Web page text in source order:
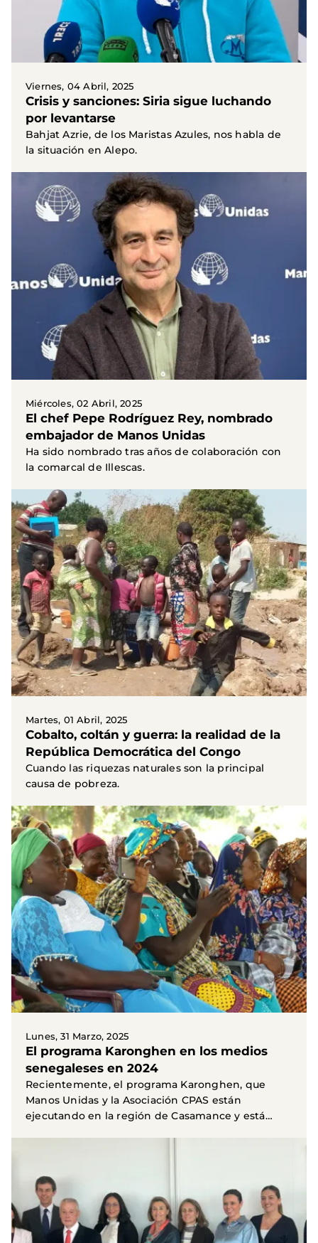
Viernes, 04 Abril, 2025
Crisis y sanciones: Siria sigue luchando
por levantarse
Bahjat Azrie, de los Maristas Azules, nos habla de
la situación en Alepo.
Miércoles, 02 Abril, 2025
El chef Pepe Rodríguez Rey, nombrado
embajador de Manos Unidas
Ha sido nombrado tras años de colaboración con
la comarcal de Illescas.
Martes, 01 Abril, 2025
Cobalto, coltán y guerra: la realidad de la
República Democrática del Congo
Cuando las riquezas naturales son la principal
causa de pobreza.
Lunes, 31 Marzo, 2025
El programa Karonghen en los medios
senegaleses en 2024
Recientemente, el programa Karonghen, que
Manos Unidas y la Asociación CPAS están
ejecutando en la región de Casamance y está